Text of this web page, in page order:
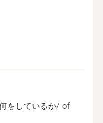
をしているか/ of